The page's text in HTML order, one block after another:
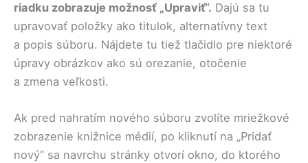
riadku zobrazuje možnosť „Upraviť“. Dajú sa tu
upravovať položky ako titulok, alternatívny text
a popis súboru. Nájdete tu tiež tlačidlo pre niektoré
úpravy obrázkov ako sú orezanie, otočenie
a zmena veľkosti.
Ak pred nahratím nového súboru zvolíte mriežkové
zobrazenie knižnice médií, po kliknutí na „Pridať
nový“ sa navrchu stránky otvorí okno, do ktorého